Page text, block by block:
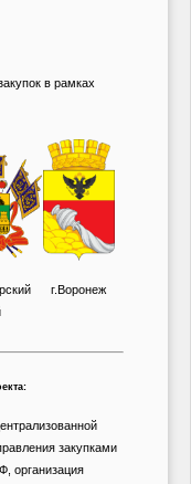
в рамках
г.Воронеж
закупками
организация